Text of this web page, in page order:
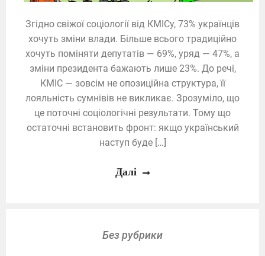
Згідно свіжої соціології від КМІСу, 73% українців
хочуть зміни влади. Більше всього традиційно
хочуть поміняти депутатів — 69%, уряд — 47%, а
зміни президента бажають лише 23%. До речі,
КМІС — зовсім не опозиційна структура, її
лояльність сумнівів не викликає. Зрозуміло, що
це поточні соціологічні результати. Тому що
остаточні встановить фронт: якщо український
наступ буде […]
Далі
Без рубрики